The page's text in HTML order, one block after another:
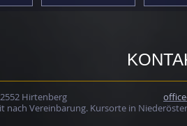
21, 2552 Hirtenberg
nach Vereinbarung. Kursorte in